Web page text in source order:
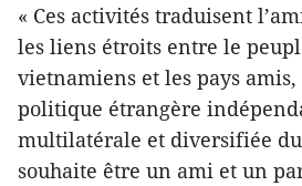
« Ces activités traduisent
les liens étroits entre le
vietnamiens et les pays
politique étrangère
multilatérale et diversifiée
souhaite être un ami et un